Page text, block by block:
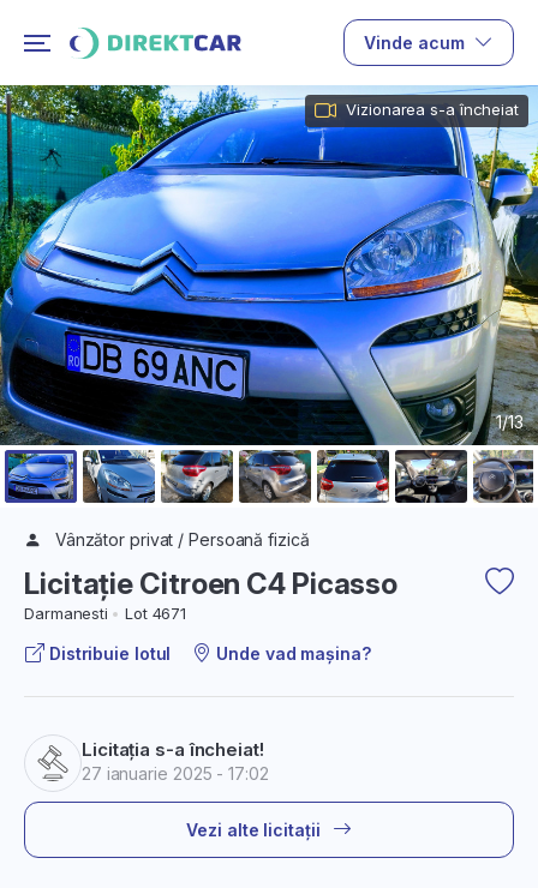
Vinde acum
Licitație Citroen C4 Picasso
Darmanesti Lot 4671
1/13
Vizionarea s-a încheiat
Vânzător privat / Persoană fizică
Distribuie lotul Unde vad mașina?
Licitația s-a încheiat!
27 ianuarie 2025 - 17:02
Vezi alte licitații